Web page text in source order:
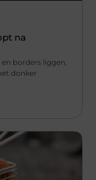
na
borders liggen,
donker